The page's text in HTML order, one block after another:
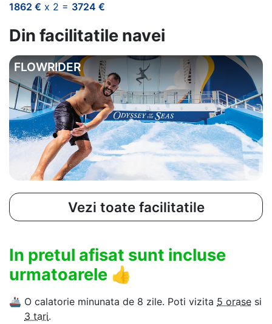
1862 € x 2 = 3724 €
Din facilitatile navei
FLOWRIDER
Vezi toate facilitatile
In pretul afisat sunt incluse
urmatoarele 👍
🚢 O calatorie minunata de 8 zile. Poti vizita 5 orase si
3 tari.